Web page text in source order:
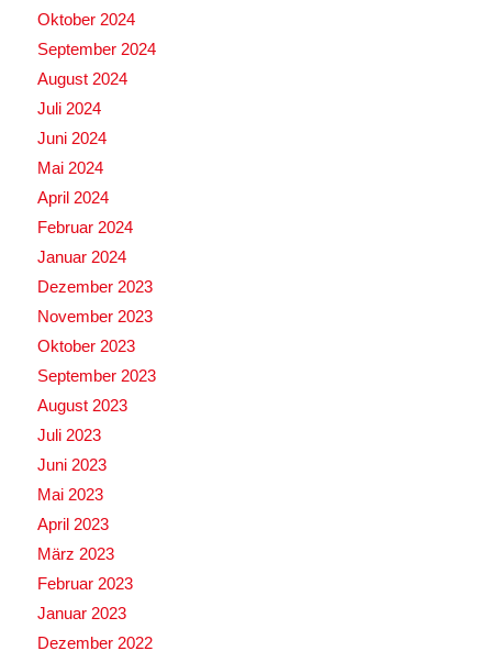
Oktober 2024
September 2024
August 2024
Juli 2024
Juni 2024
Mai 2024
April 2024
Februar 2024
Januar 2024
Dezember 2023
November 2023
Oktober 2023
September 2023
August 2023
Juli 2023
Juni 2023
Mai 2023
April 2023
März 2023
Februar 2023
Januar 2023
Dezember 2022